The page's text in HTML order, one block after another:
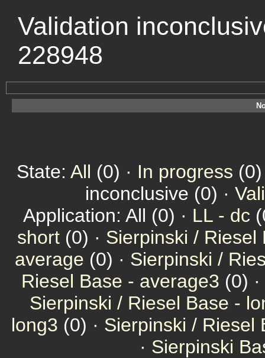
Validation
228948
State: All (0) · In progress
inconclusive (0) ·
Application: All (0) · LL - dc
short (0) · Sierpinski / Riesel
average (0) · Sierpinski /
Riesel Base - average3 (0) ·
Sierpinski / Riesel Base -
long3 (0) · Sierpinski / Riesel
· Sierpinski